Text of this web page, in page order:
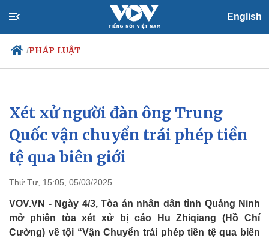
English
/PHÁP LUẬT
Chính trị
Đảng
Tổ chức nhân sự
Quốc hội
Nhận diện sự thật
Xã hội
Tin 24h
Dự báo thời tiết
Xét xử người đàn ông Trung
Quốc vận chuyển trái phép tiền
tệ qua biên giới
Thứ Tư, 15:05, 05/03/2025
VOV.VN - Ngày 4/3, Tòa án nhân dân tỉnh Quảng Ninh
mở phiên tòa xét xử bị cáo Hu Zhiqiang (Hồ Chí
Cường) về tội “Vận Chuyển trái phép tiền tệ qua biên